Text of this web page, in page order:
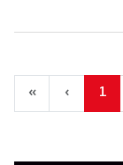
« ‹ 1